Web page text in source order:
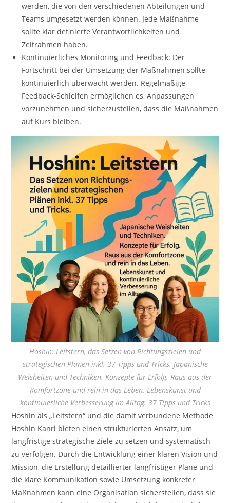
werden, die von den verschiedenen Abteilungen und
Teams umgesetzt werden können. Jede Maßnahme
sollte klar definierte Verantwortlichkeiten und
Zeitrahmen haben.
Kontinuierliches Monitoring und Feedback: Der
Fortschritt bei der Umsetzung der Maßnahmen sollte
kontinuierlich überwacht werden. Regelmäßige
Feedback-Schleifen ermöglichen es, Anpassungen
vorzunehmen und sicherzustellen, dass die Maßnahmen
auf Kurs bleiben.
Hoshin: Leitstern, das Setzen von Richtungszielen und
strategischen Plänen inkl. 37 Tipps und Tricks. Japanische
Weisheiten und Techniken. Konzepte für Erfolg. Raus aus der
Komfortzone und rein in das Leben. Lebenskunst und
kontinuierliche Verbesserung im Alltag. 37 Tipps und Tricks
Hoshin als „Leitstern“ und die damit verbundene Methode
Hoshin Kanri bieten einen strukturierten Ansatz, um
langfristige strategische Ziele zu setzen und systematisch
zu verfolgen. Durch die Entwicklung einer klaren Vision und
Mission, die Erstellung detaillierter langfristiger Pläne und
die klare Kommunikation sowie Umsetzung konkreter
Maßnahmen kann eine Organisation sicherstellen, dass sie